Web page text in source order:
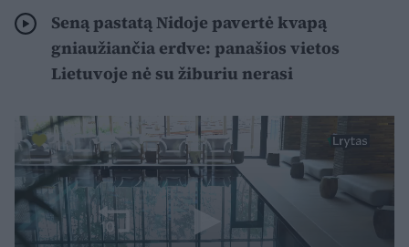
Seną pastatą Nidoje pavertė kvapą
gniaužiančia erdve: panašios vietos
Lietuvoje nė su žiburiu nerasi